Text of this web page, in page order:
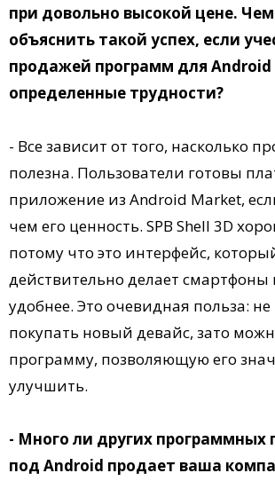
при довольно высокой цене.
объяснить такой успех, если
продажей программ для
определенные трудности?
- Все зависит от того, насколько
полезна. Пользователи готовы
приложение из Android Market,
чем его ценность. SPB Shell 3D
потому что это интерфейс,
действительно делает смартфоны
удобнее. Это очевидная польза:
покупать новый девайс, зато
программу, позволяющую его
улучшить.
- Много ли других программных
под Android продает ваша